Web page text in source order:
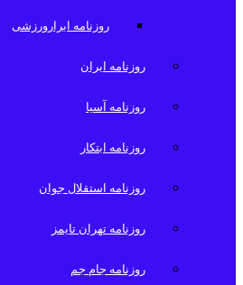
روزنامه ابرارورزشی
روزنامه ایران
روزنامه آسیا
روزنامه ابتکار
روزنامه استقلال جوان
روزنامه تهران تایمز
روزنامه جام جم